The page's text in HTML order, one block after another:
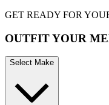
GET READY FOR
OUTFIT YOUR
Select Make